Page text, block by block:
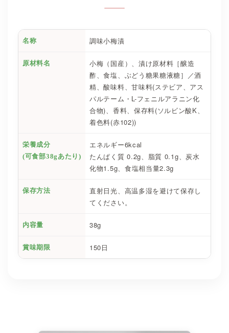
名称 調味小梅漬
原材料名
小梅（国産）、漬け原材料［醸造
酢、食塩、ぶどう糖果糖液糖］／酒
精、酸味料、甘味料(ステビア、アス
パルテーム・L-フェニルアラニン化
合物)、香料、保存料(ソルビン酸K、
着色料(赤102))
栄養成分
(可食部38gあたり)
エネルギー6kcal
たんぱく質 0.2g、脂質 0.1g、炭水
化物1.5g、食塩相当量2.3g
保存方法
直射日光、高温多湿を避けて保存し
てください。
内容量 38g
賞味期限 150日